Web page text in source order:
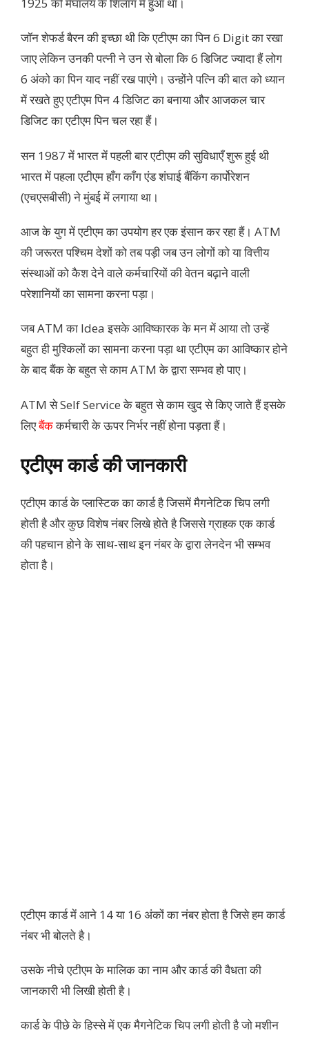
जॉन शेफर्ड बैरन की इच्छा थी कि एटीएम का पिन 6 Digit का रखा
जाए लेकिन उनकी पत्नी ने उन से बोला कि 6 डिजिट ज्यादा हैं लोग
6 अंको का पिन याद नहीं रख पाएंगे। उन्होंने पत्नि की बात को ध्यान
में रखते हुए एटीएम पिन 4 डिजिट का बनाया और आजकल चार
डिजिट का एटीएम पिन चल रहा हैं।
सन 1987 में भारत में पहली बार एटीएम की सुविधाएँ शुरू हुई थी
भारत में पहला एटीएम हाँग काँग एंड शंघाई बैंकिंग कार्पोरेशन
(एचएसबीसी) ने मुंबई में लगाया था।
आज के युग में एटीएम का उपयोग हर एक इंसान कर रहा हैं। ATM
की जरूरत पश्चिम देशों को तब पड़ी जब उन लोगों को या वित्तीय
संस्थाओं को कैश देने वाले कर्मचारियों की वेतन बढ़ाने वाली
परेशानियों का सामना करना पड़ा।
जब ATM का Idea इसके आविष्कारक के मन में आया तो उन्हें
बहुत ही मुश्किलों का सामना करना पड़ा था एटीएम का आविष्कार होने
के बाद बैंक के बहुत से काम ATM के द्वारा सम्भव हो पाए।
ATM से Self Service के बहुत से काम खुद से किए जाते हैं इसके
लिएबैंककर्मचारी के ऊपर निर्भर नहीं होना पड़ता हैं।
एटीएम कार्ड की जानकारी
एटीएम कार्ड के प्लास्टिक का कार्ड है जिसमें मैगनेटिक चिप लगी
होती है और कुछ विशेष नंबर लिखे होते है जिससे ग्राहक एक कार्ड
की पहचान होने के साथ-साथ इन नंबर के द्वारा लेनदेन भी सम्भव
होता है।
एटीएम कार्ड में आने 14 या 16 अंकों का नंबर होता है जिसे हम कार्ड
नंबर भी बोलते है।
उसके नीचे एटीएम के मालिक का नाम और कार्ड की वैधता की
जानकारी भी लिखी होती है।
कार्ड के पीछे के हिस्से में एक मैगनेटिक चिप लगी होती है जो मशीन